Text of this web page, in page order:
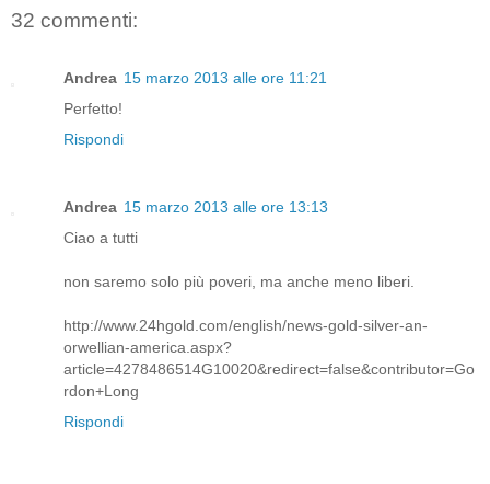
32 commenti:
Andrea 15 marzo 2013 alle ore 11:21
Perfetto!
Rispondi
Andrea 15 marzo 2013 alle ore 13:13
Ciao a tutti
non saremo solo più poveri, ma anche meno liberi.
http://www.24hgold.com/english/news-gold-silver-an-
orwellian-america.aspx?
article=4278486514G10020&redirect=false&contributor=Go
rdon+Long
Rispondi